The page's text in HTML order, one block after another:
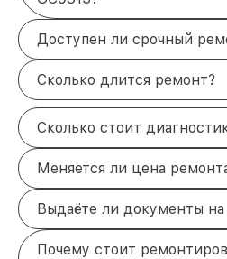
Доступен ли срочный
Сколько длится ремонт?
Сколько стоит
Меняется ли цена
Выдаёте ли документы на
Почему стоит